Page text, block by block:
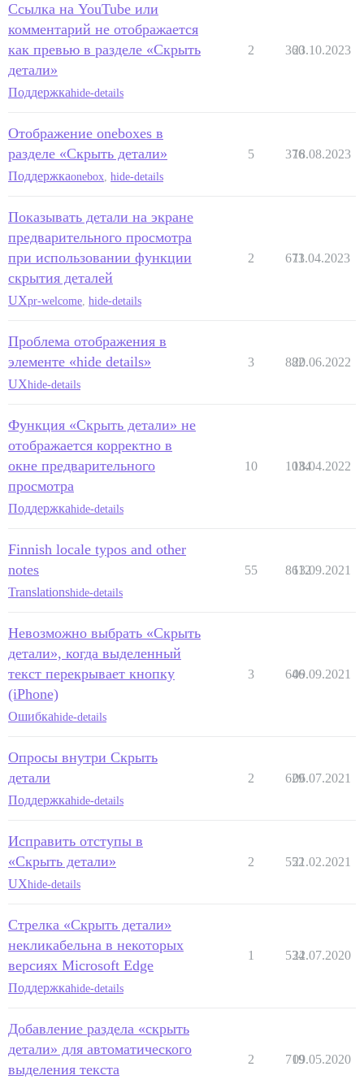
Ссылка на YouTube или
комментарий не отображается
как превью в разделе «Скрыть
детали»
Поддержкаhide-details
2 360
23.10.2023
Отображение oneboxes в
разделе «Скрыть детали»
Поддержкаonebox hide-details
5 376
18.08.2023
Показывать детали на экране
предварительного просмотра
при использовании функции
скрытия деталей
UXpr-welcome hide-details
2 673
11.04.2023
Проблема отображения в
элементе «hide details»
UXhide-details
3 882
20.06.2022
Функция «Скрыть детали» не
отображается корректно в
окне предварительного
просмотра
Поддержкаhide-details
10 1034
18.04.2022
Finnish locale typos and other
notes
Translationshide-details
55 8612
13.09.2021
Невозможно выбрать «Скрыть
детали», когда выделенный
текст перекрывает кнопку
(iPhone)
Ошибкаhide-details
3 646
09.09.2021
Опросы внутри Скрыть
детали
Поддержкаhide-details
2 629
06.07.2021
Исправить отступы в
«Скрыть детали»
UXhide-details
2 552
21.02.2021
Стрелка «Скрыть детали»
некликабельна в некоторых
версиях Microsoft Edge
Поддержкаhide-details
1 534
22.07.2020
Добавление раздела «скрыть
детали» для автоматического
выделения текста
2 719
09.05.2020